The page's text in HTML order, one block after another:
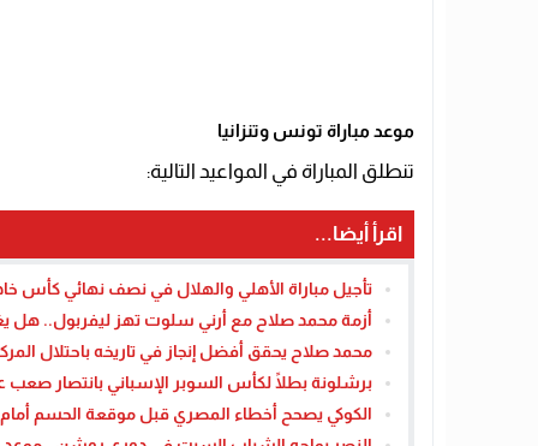
موعد مباراة تونس وتنزانيا
تنطلق المباراة في المواعيد التالية:
اقرأ أيضا...
تأجيل مباراة الأهلي والهلال في نصف نهائي كأس
أزمة محمد صلاح مع أرني سلوت تهز ليفربول.. هل
محمد صلاح يحقق أفضل إنجاز في تاريخه باحتلال المركز
برشلونة بطلًا لكأس السوبر الإسباني بانتصار
الكوكي يصحح أخطاء المصري قبل موقعة الحسم أمام